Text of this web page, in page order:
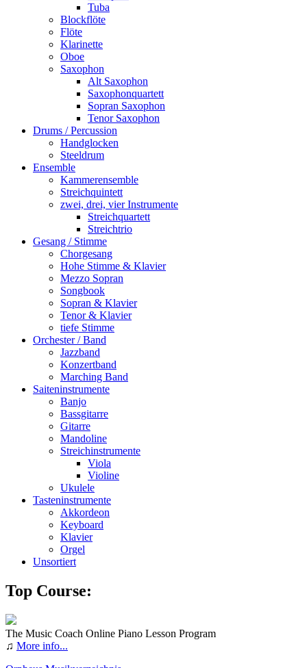
Tuba
Blockflöte
Flöte
Klarinette
Oboe
Saxophon
Alt Saxophon
Saxophonquartett
Sopran Saxophon
Tenor Saxophon
Drums / Percussion
Handglocken
Steeldrum
Ensemble
Kammerensemble
Streichquintett
zwei, drei, vier Instrumente
Streichquartett
Streichtrio
Gesang / Stimme
Chorgesang
Hohe Stimme & Klavier
Mezzo Sopran
Songbook
Sopran & Klavier
Tenor & Klavier
tiefe Stimme
Orchester / Band
Jazzband
Konzertband
Marching Band
Saiteninstrumente
Banjo
Bassgitarre
Gitarre
Mandoline
Streichinstrumente
Viola
Violine
Ukulele
Tasteninstrumente
Akkordeon
Keyboard
Klavier
Orgel
Unsortiert
Top Course:
The Music Coach Online Piano Lesson Program
♫ More info...